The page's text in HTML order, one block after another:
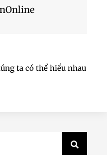
ta có thể hiểu nhau